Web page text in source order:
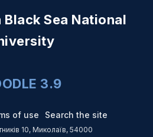
Sea National
3.9
of use Search the site
10, Миколаїв, 54000